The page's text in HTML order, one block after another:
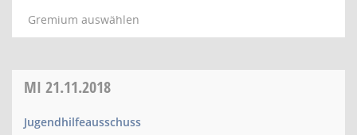
Gremium auswählen
MI 21.11.2018
Jugendhilfeausschuss